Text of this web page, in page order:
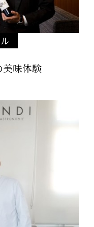
～ 究極の美味体験